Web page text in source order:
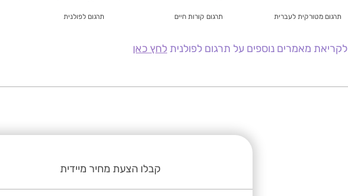
תרגום מטורקית לעברית תרגום קורות חיים תרגום לפולנית
לקריאת מאמרים נוספים על תרגום לפולנית לחץ כאן
קבלו הצעת מחיר מיידית